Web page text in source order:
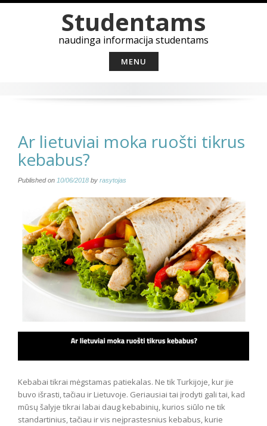
Studentams
naudinga informacija studentams
MENU
Ar lietuviai moka ruošti tikrus
kebabus?
Published on 10/06/2018 by rasytojas
Kebabai tikrai mėgstamas patiekalas. Ne tik Turkijoje, kur jie
buvo išrasti, tačiau ir Lietuvoje. Geriausiai tai įrodyti gali tai, kad
mūsų šalyje tikrai labai daug kebabinių, kurios siūlo ne tik
standartinius, tačiau ir vis neįprastesnius kebabus, kurie